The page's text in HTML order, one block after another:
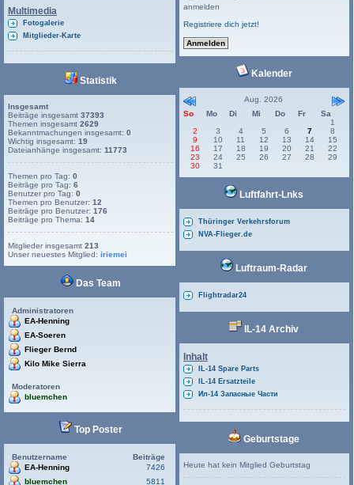
Multimedia
Fotogalerie
Mitglieder-Karte
Statistik
Insgesamt
Beiträge insgesamt 37393
Themen insgesamt 2629
Bekanntmachungen insgesamt: 0
Wichtig insgesamt: 19
Dateianhänge insgesamt: 11773
Themen pro Tag: 0
Beiträge pro Tag: 6
Benutzer pro Tag: 0
Themen pro Benutzer: 12
Beiträge pro Benutzer: 176
Beiträge pro Thema: 14
Mitglieder insgesamt 213
Unser neuestes Mitglied: iriemei
Das Team
Administratoren
EA-Henning
EA-Soeren
Flieger Bernd
Kilo Mike Sierra
Moderatoren
bluemchen
Top Poster
Benutzername
Beiträge
EA-Henning
7426
bluemchen
5811
anmelden
Registriere dich jetzt!
Kalender
Aug. 2026
So
Mo Di Mi Do Fr
Sa
1
2
3 4 5 6 7
8
9
10 11 12 13 14
15
16
17 18 19 20 21
22
23
24 25 26 27 28
29
30
31
Luftfahrt-Lnks
Thüringer Verkehrsforum
NVA-Flieger.de
Luftraum-Radar
Flightradar24
IL-14 Archiv
Inhalt
IL-14 Spare Parts
IL-14 Ersatzteile
Ил-14 Запасные Части
Geburtstage
Heute hat kein Mitglied Geburtstag